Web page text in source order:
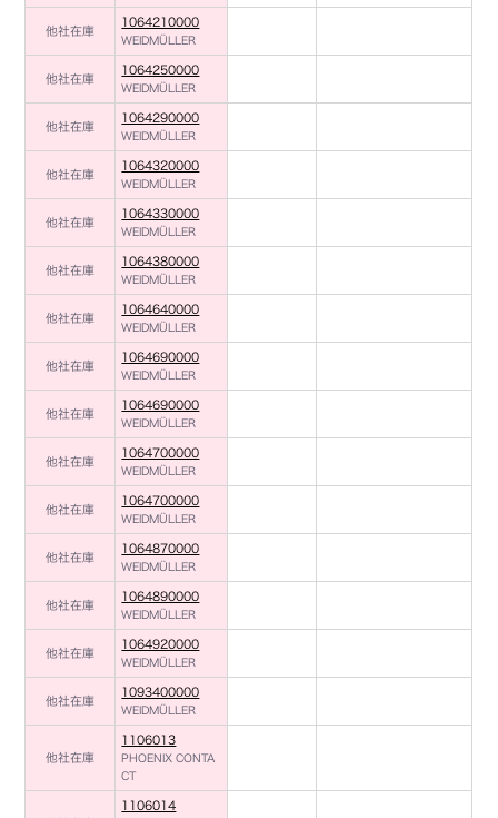
他社在庫
1064210000
WEIDMÜLLER
他社在庫
1064250000
WEIDMÜLLER
他社在庫
1064290000
WEIDMÜLLER
他社在庫
1064320000
WEIDMÜLLER
他社在庫
1064330000
WEIDMÜLLER
他社在庫
1064380000
WEIDMÜLLER
他社在庫
1064640000
WEIDMÜLLER
他社在庫
1064690000
WEIDMÜLLER
他社在庫
1064690000
WEIDMÜLLER
他社在庫
1064700000
WEIDMÜLLER
他社在庫
1064700000
WEIDMÜLLER
他社在庫
1064870000
WEIDMÜLLER
他社在庫
1064890000
WEIDMÜLLER
他社在庫
1064920000
WEIDMÜLLER
他社在庫
1093400000
WEIDMÜLLER
他社在庫
1106013
PHOENIX CONTA
CT
1106014